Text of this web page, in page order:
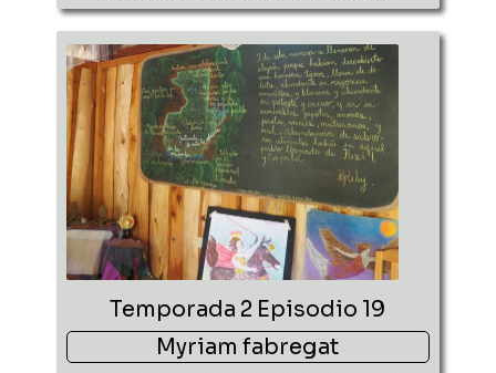
Temporada 2 Episodio 19
Myriam fabregat